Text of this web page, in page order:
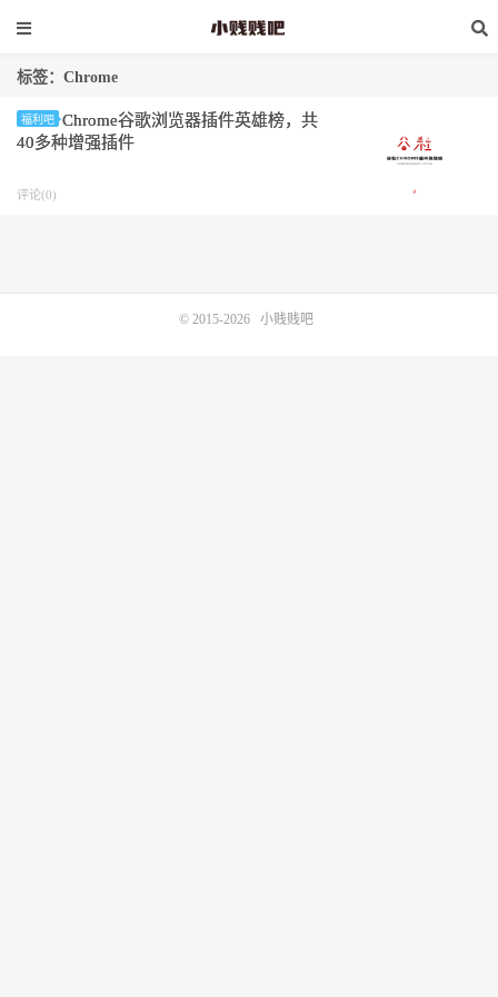
标签：Chrome
福利吧
Chrome谷歌浏览器插件英雄榜，共
40多种增强插件
评论(0)
© 2015-2026 小贱贱吧